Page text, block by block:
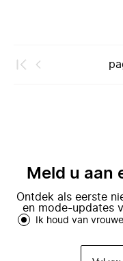
Meld u aan
Ontdek als eerste
en mode-updates
Ik houd van